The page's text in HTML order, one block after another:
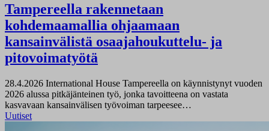
Tampereella rakennetaan
kohdemaamallia ohjaamaan
kansainvälistä osaajahoukuttelu- ja
pitovoimatyötä
28.4.2026 International House Tampereella on käynnistynyt vuoden
2026 alussa pitkäjänteinen työ, jonka tavoitteena on vastata
kasvavaan kansainvälisen työvoiman tarpeesee…
Uutiset